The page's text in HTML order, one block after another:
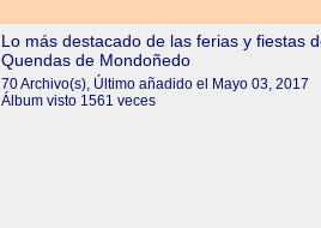
Lo más destacado de las ferias y fiestas
Quendas de Mondoñedo
70 Archivo(s), Último añadido el Mayo 03, 2017
Álbum visto 1561 veces